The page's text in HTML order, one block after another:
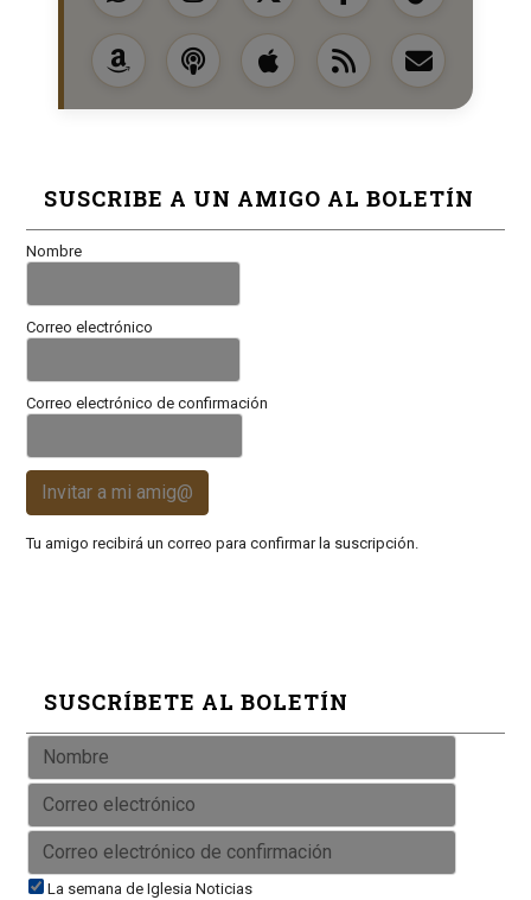
SUSCRIBE A UN AMIGO AL BOLETÍN
Nombre
Correo electrónico
Correo electrónico de confirmación
Invitar a mi amig@
Tu amigo recibirá un correo para confirmar la suscripción.
SUSCRÍBETE AL BOLETÍN
La semana de Iglesia Noticias